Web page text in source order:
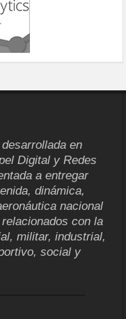
en
Digital y Redes
a entregar
dinámica,
nacional
con la
militar, industrial,
social y